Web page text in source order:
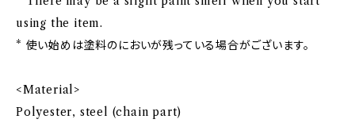
using the item.
* 使い始めは塗料のにおいが残っている場合がございます。
<Material>
Polyester, steel (chain part)